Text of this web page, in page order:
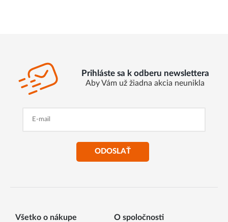
Prihláste sa k odberu newslettera
Aby Vám už žiadna akcia neunikla
ODOSLAŤ
Všetko o nákupe O spoločnosti